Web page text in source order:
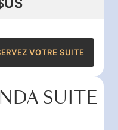
VOTRE SUITE
SUITE